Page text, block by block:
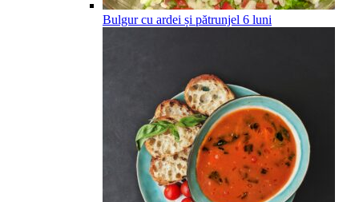
Bulgur cu ardei și pătrunjel 6 luni